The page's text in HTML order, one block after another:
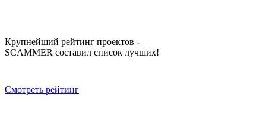
Крупнейший рейтинг проектов -
SCAMMER составил список лучших!
Смотреть рейтинг